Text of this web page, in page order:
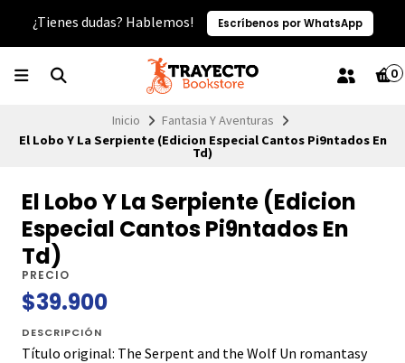
¿Tienes dudas? Hablemos! Escríbenos por WhatsApp
0
Inicio
Fantasia Y Aventuras
El Lobo Y La Serpiente (Edicion Especial Cantos Pi9ntados En
Td)
El Lobo Y La Serpiente (Edicion
Especial Cantos Pi9ntados En
Td)
PRECIO
$39.900
DESCRIPCIÓN
Título original: The Serpent and the Wolf Un romantasy